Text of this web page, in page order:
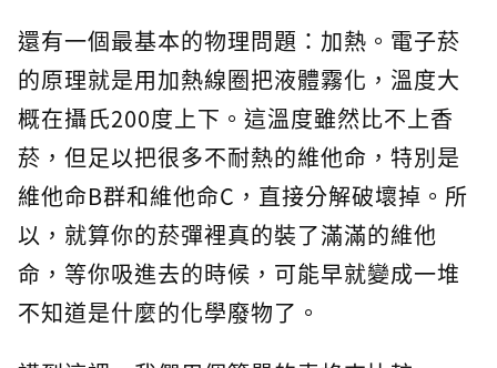
還有一個最基本的物理問題：加熱。電子菸
的原理就是用加熱線圈把液體霧化，溫度大
概在攝氏200度上下。這溫度雖然比不上香
菸，但足以把很多不耐熱的維他命，特別是
維他命B群和維他命C，直接分解破壞掉。所
以，就算你的菸彈裡真的裝了滿滿的維他
命，等你吸進去的時候，可能早就變成一堆
不知道是什麼的化學廢物了。